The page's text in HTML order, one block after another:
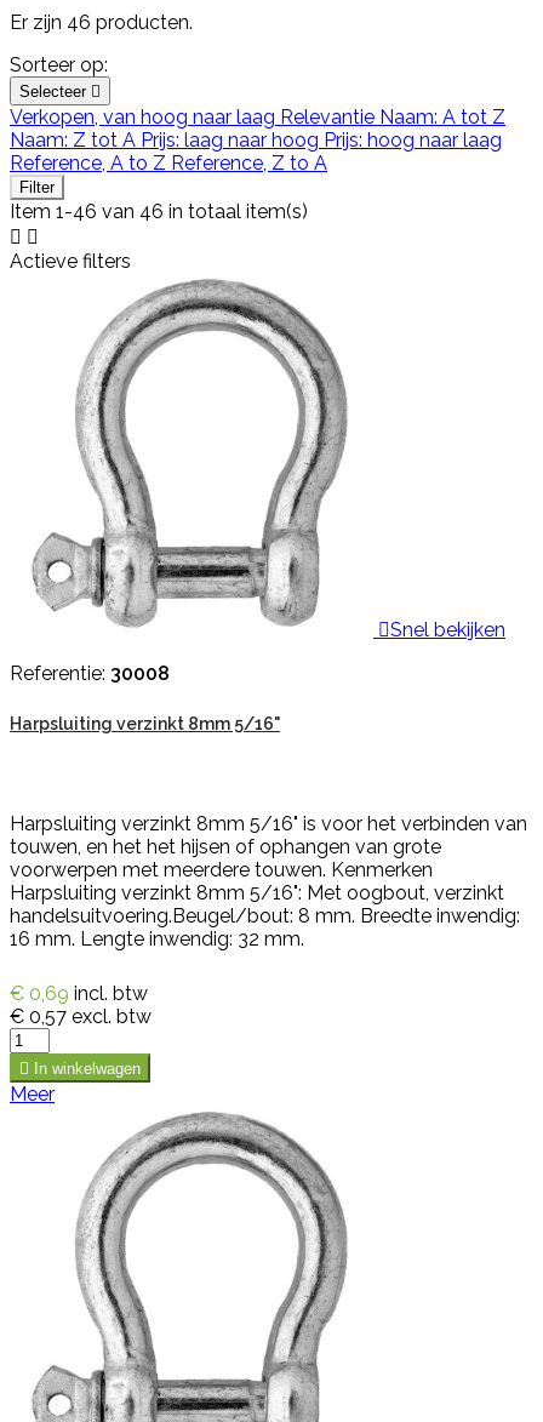
Er zijn 46 producten.
Sorteer op:
Selecteer 
Verkopen, van hoog naar laag Relevantie Naam: A tot Z
Naam: Z tot A Prijs: laag naar hoog Prijs: hoog naar laag
Reference, A to Z Reference, Z to A
Filter
Item 1-46 van 46 in totaal item(s)
 
Actieve filters
Snel bekijken
Referentie: 30008
Harpsluiting verzinkt 8mm 5/16"
Harpsluiting verzinkt 8mm 5/16" is voor het verbinden van
touwen, en het het hijsen of ophangen van grote
voorwerpen met meerdere touwen. Kenmerken
Harpsluiting verzinkt 8mm 5/16": Met oogbout, verzinkt
handelsuitvoering.Beugel/bout: 8 mm. Breedte inwendig:
16 mm. Lengte inwendig: 32 mm.
€ 0,69 incl. btw
€ 0,57 excl. btw
 In winkelwagen
Meer